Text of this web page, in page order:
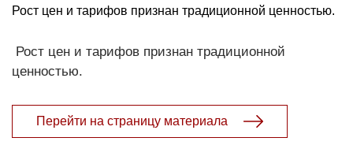
Рост цен и тарифов признан тра­диционной ценностью.
Рост цен и тарифов признан тра­диционной
ценностью.
Перейти на страницу материала